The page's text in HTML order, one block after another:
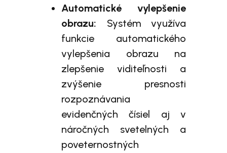
Automatické vylepšenie
obrazu: Systém využíva
funkcie automatického
vylepšenia obrazu na
zlepšenie viditeľnosti a
zvýšenie presnosti
rozpoznávania
evidenčných čísiel aj v
náročných svetelných a
poveternostných